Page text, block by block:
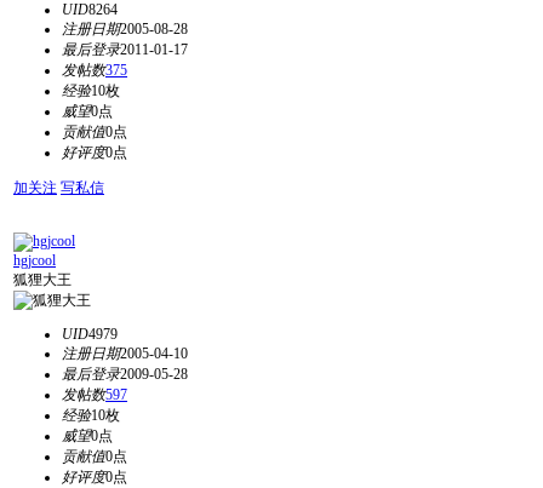
UID8264
注册日期2005-08-28
最后登录2011-01-17
发帖数375
经验10枚
威望0点
贡献值0点
好评度0点
加关注 写私信
hgjcool
狐狸大王
UID4979
注册日期2005-04-10
最后登录2009-05-28
发帖数597
经验10枚
威望0点
贡献值0点
好评度0点